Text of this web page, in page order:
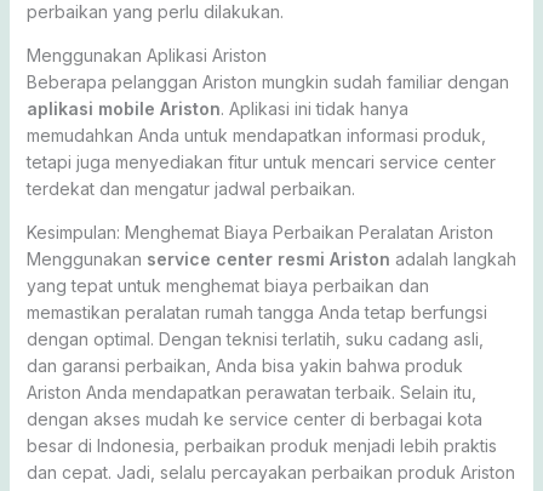
perbaikan yang perlu dilakukan.
Menggunakan Aplikasi Ariston
Beberapa pelanggan Ariston mungkin sudah familiar dengan
aplikasi mobile Ariston. Aplikasi ini tidak hanya
memudahkan Anda untuk mendapatkan informasi produk,
tetapi juga menyediakan fitur untuk mencari service center
terdekat dan mengatur jadwal perbaikan.
Kesimpulan: Menghemat Biaya Perbaikan Peralatan Ariston
Menggunakan service center resmi Ariston adalah langkah
yang tepat untuk menghemat biaya perbaikan dan
memastikan peralatan rumah tangga Anda tetap berfungsi
dengan optimal. Dengan teknisi terlatih, suku cadang asli,
dan garansi perbaikan, Anda bisa yakin bahwa produk
Ariston Anda mendapatkan perawatan terbaik. Selain itu,
dengan akses mudah ke service center di berbagai kota
besar di Indonesia, perbaikan produk menjadi lebih praktis
dan cepat. Jadi, selalu percayakan perbaikan produk Ariston